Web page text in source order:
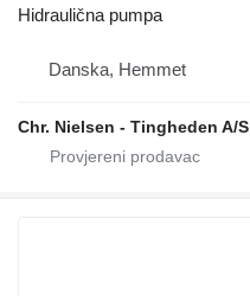
Hidraulična pumpa
Danska, Hemmet
Chr. Nielsen - Tingheden A/S